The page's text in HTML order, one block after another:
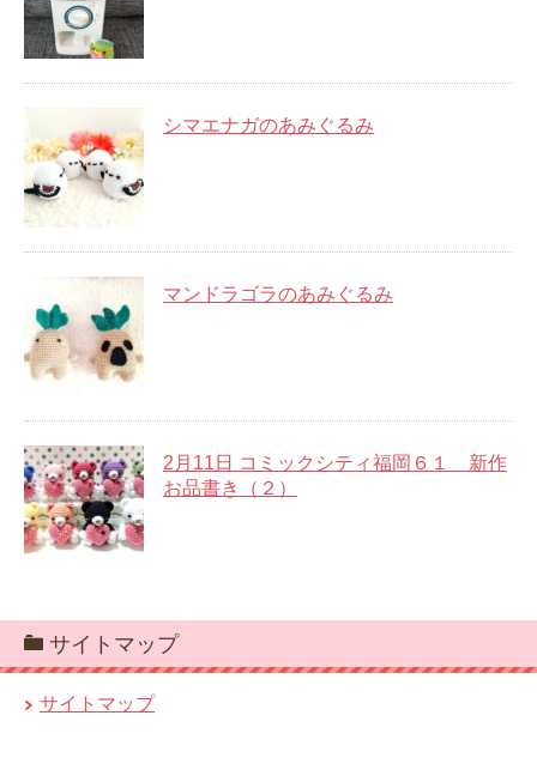
シマエナガのあみぐるみ
マンドラゴラのあみぐるみ
2月11日 コミックシティ福岡６１ 新作
お品書き（２）
サイトマップ
サイトマップ